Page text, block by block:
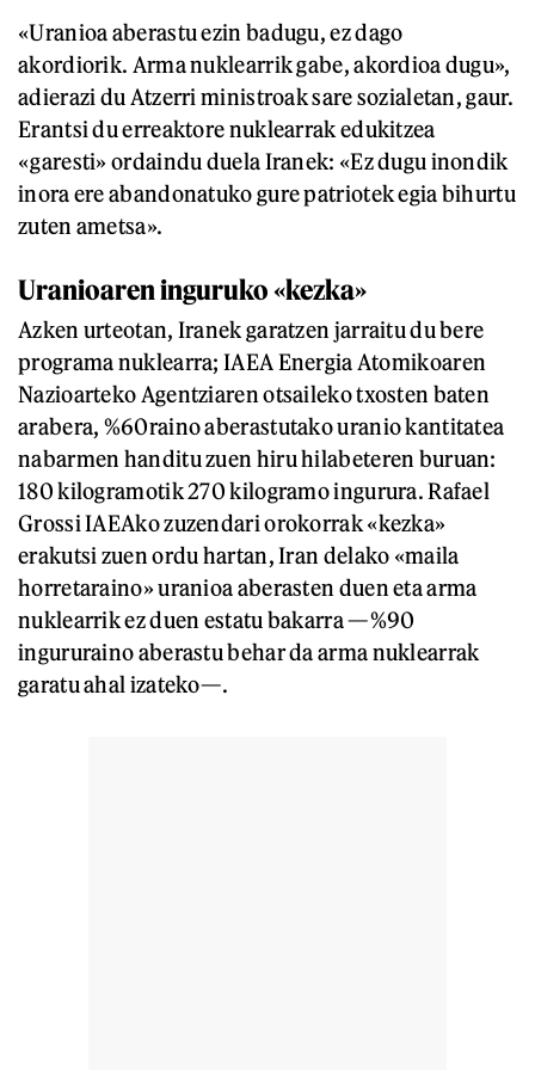
«Uranioa aberastu ezin badugu, ez dago
akordiorik. Arma nuklearrik gabe, akordioa dugu»,
adierazi du Atzerri ministroak sare sozialetan, gaur.
Erantsi du erreaktore nuklearrak edukitzea
«garesti» ordaindu duela Iranek: «Ez dugu inondik
inora ere abandonatuko gure patriotek egia bihurtu
zuten ametsa».
Uranioaren inguruko «kezka»
Azken urteotan, Iranek garatzen jarraitu du bere
programa nuklearra; IAEA Energia Atomikoaren
Nazioarteko Agentziaren otsaileko txosten baten
arabera, %60raino aberastutako uranio kantitatea
nabarmen handitu zuen hiru hilabeteren buruan:
180 kilogramotik 270 kilogramo ingurura. Rafael
Grossi IAEAko zuzendari orokorrak «kezka»
erakutsi zuen ordu hartan, Iran delako «maila
horretaraino» uranioa aberasten duen eta arma
nuklearrik ez duen estatu bakarra —%90
ingururaino aberastu behar da arma nuklearrak
garatu ahal izateko—.